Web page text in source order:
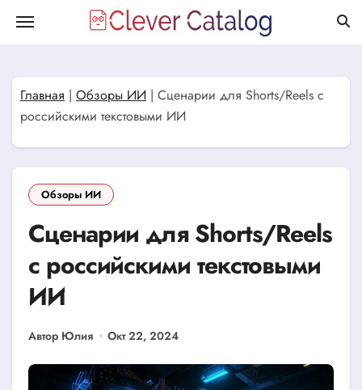
Главная | Обзоры ИИ | Сценарии для Shorts/Reels с
российскими текстовыми ИИ
Обзоры ИИ
Сценарии для Shorts/Reels
с российскими текстовыми
ИИ
Автор Юлия Окт 22, 2024